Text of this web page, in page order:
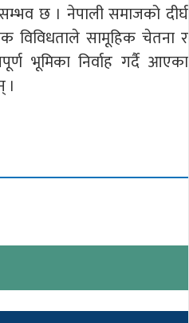
सम्भव छ । नेपाली समाजको दीर्घ
विविधताले सामूहिक चेतना र
भूमिका निर्वाह गर्दै आएका